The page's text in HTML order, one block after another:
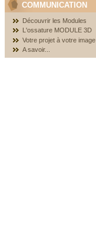
COMMUNICATION
Découvrir les Modules
L'ossature MODULE 3D
Votre projet à votre image
A savoir...